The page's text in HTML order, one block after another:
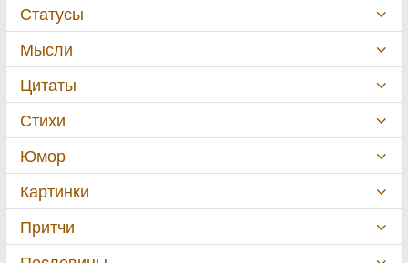
Статусы
Мысли
Цитаты
Стихи
Юмор
Картинки
Притчи